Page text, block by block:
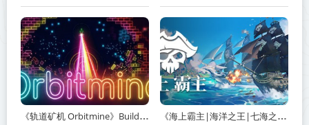
《轨道矿机 Orbitmine》Build.24135737-免安装中文版丨中文版网盘下载 《海上霸主|海洋之王|七海之王 King of Seas》v1.20-免安装中文版丨中文版网盘下载